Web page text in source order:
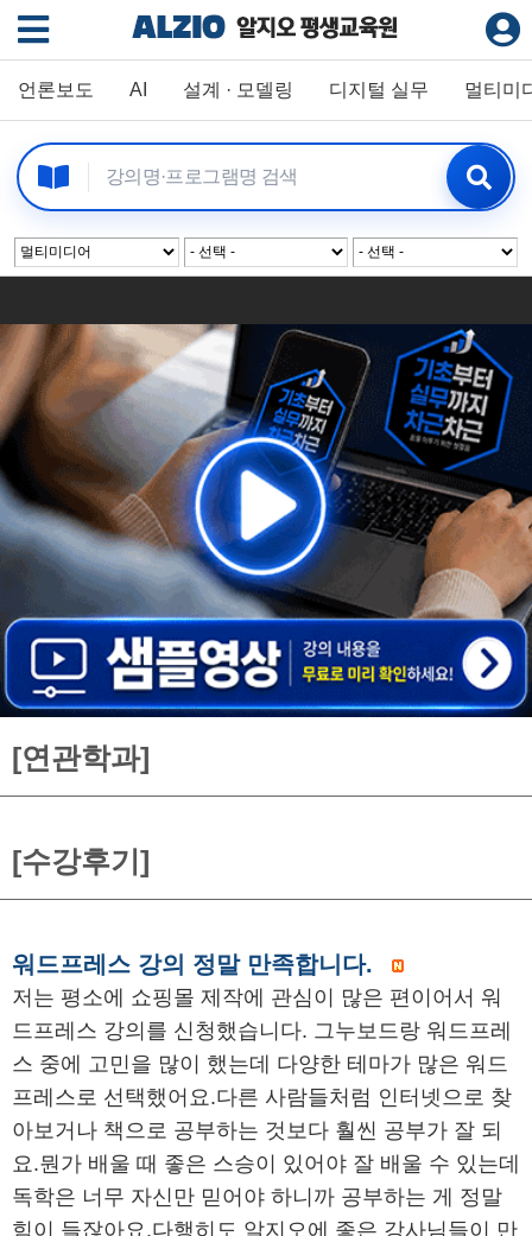
언론보도 AI 설계 · 모델링 디지털 실무 멀티미
[연관학과]
[수강후기]